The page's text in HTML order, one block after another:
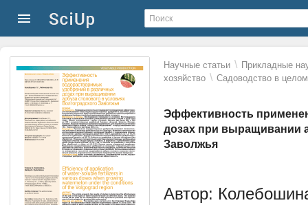
Научные статьи \ Прикладные
хозяйство \ Садоводство в целом
Эффективность
дозах при выращивании
Заволжья
Автор: